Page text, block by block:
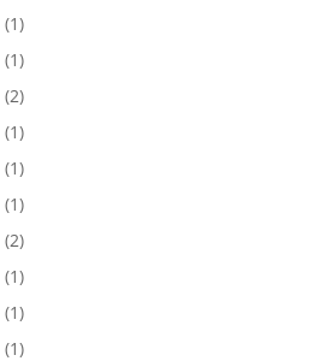
(1)
(1)
(2)
(1)
(1)
(1)
(2)
(1)
(1)
(1)